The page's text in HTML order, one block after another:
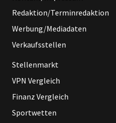
Redaktion/Terminredaktion
Werbung/Mediadaten
Verkaufsstellen
Stellenmarkt
VPN Vergleich
Finanz Vergleich
Sportwetten